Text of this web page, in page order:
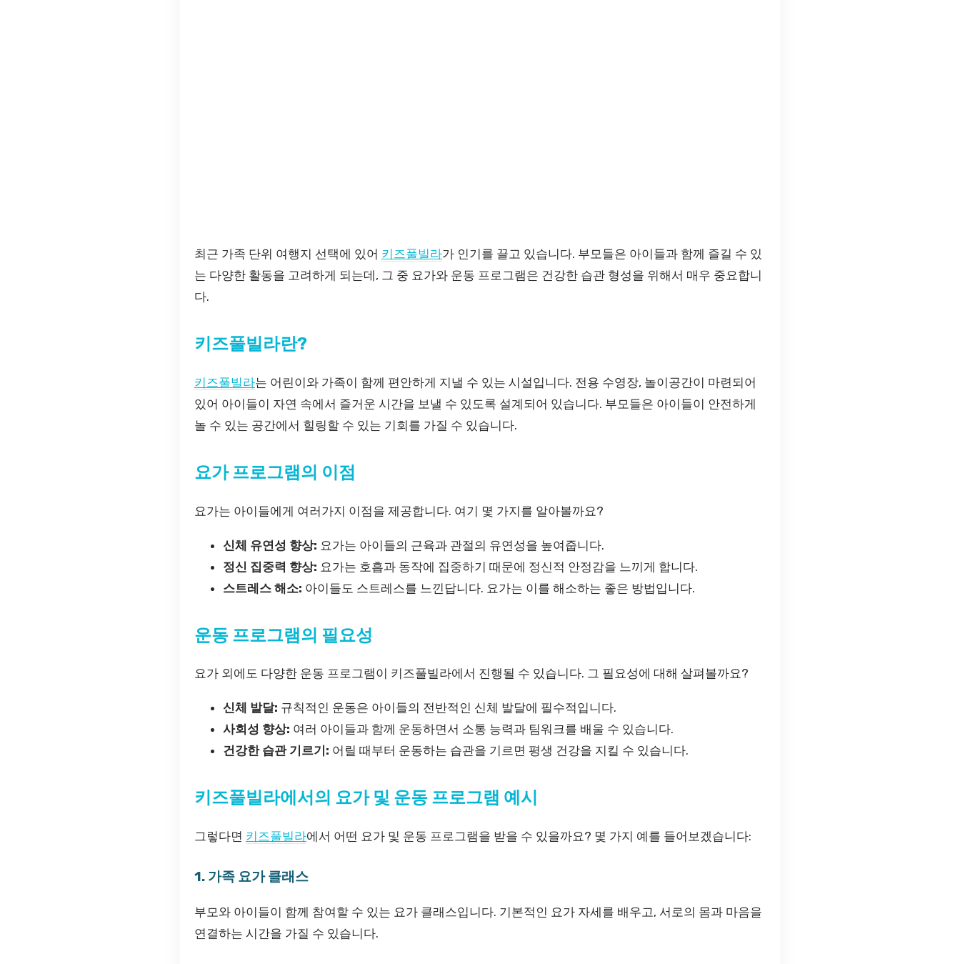
최근 가족 단위 여행지 선택에 있어 키즈풀빌라가 인기를 끌고 있습니다. 부모들은 아이들과 함께 즐길 수 있
는 다양한 활동을 고려하게 되는데, 그 중 요가와 운동 프로그램은 건강한 습관 형성을 위해서 매우 중요합니
다.
키즈풀빌라란?
키즈풀빌라는 어린이와 가족이 함께 편안하게 지낼 수 있는 시설입니다. 전용 수영장, 놀이공간이 마련되어
있어 아이들이 자연 속에서 즐거운 시간을 보낼 수 있도록 설계되어 있습니다. 부모들은 아이들이 안전하게
놀 수 있는 공간에서 힐링할 수 있는 기회를 가질 수 있습니다.
요가 프로그램의 이점
요가는 아이들에게 여러가지 이점을 제공합니다. 여기 몇 가지를 알아볼까요?
신체 유연성 향상: 요가는 아이들의 근육과 관절의 유연성을 높여줍니다.
정신 집중력 향상: 요가는 호흡과 동작에 집중하기 때문에 정신적 안정감을 느끼게 합니다.
스트레스 해소: 아이들도 스트레스를 느낀답니다. 요가는 이를 해소하는 좋은 방법입니다.
운동 프로그램의 필요성
요가 외에도 다양한 운동 프로그램이 키즈풀빌라에서 진행될 수 있습니다. 그 필요성에 대해 살펴볼까요?
신체 발달: 규칙적인 운동은 아이들의 전반적인 신체 발달에 필수적입니다.
사회성 향상: 여러 아이들과 함께 운동하면서 소통 능력과 팀워크를 배울 수 있습니다.
건강한 습관 기르기: 어릴 때부터 운동하는 습관을 기르면 평생 건강을 지킬 수 있습니다.
키즈풀빌라에서의 요가 및 운동 프로그램 예시
그렇다면 키즈풀빌라에서 어떤 요가 및 운동 프로그램을 받을 수 있을까요? 몇 가지 예를 들어보겠습니다:
1. 가족 요가 클래스
부모와 아이들이 함께 참여할 수 있는 요가 클래스입니다. 기본적인 요가 자세를 배우고, 서로의 몸과 마음을
연결하는 시간을 가질 수 있습니다.